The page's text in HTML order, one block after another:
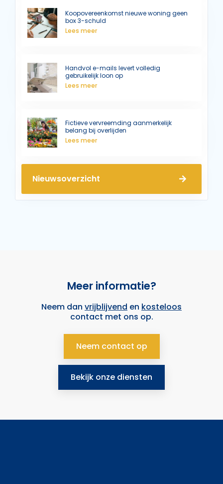
Koopovereenkomst nieuwe woning geen
box 3-schuld
Lees meer
Handvol e-mails levert volledig
gebruikelijk loon op
Lees meer
Fictieve vervreemding aanmerkelijk
belang bij overlijden
Lees meer
Nieuwsoverzicht
Meer informatie?
Neem dan vrijblijvend en kosteloos
contact met ons op.
Neem contact op
Bekijk onze diensten